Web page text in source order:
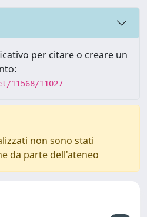
per citare o creare un
11027
non sono stati
da parte dell'ateneo